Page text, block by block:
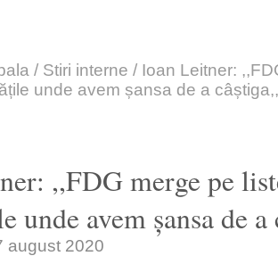
/ Stiri interne / Ioan Leitner:
unde avem șansa de a câștiga,,
,,FDG merge pe
unde avem șansa de a
august 2020